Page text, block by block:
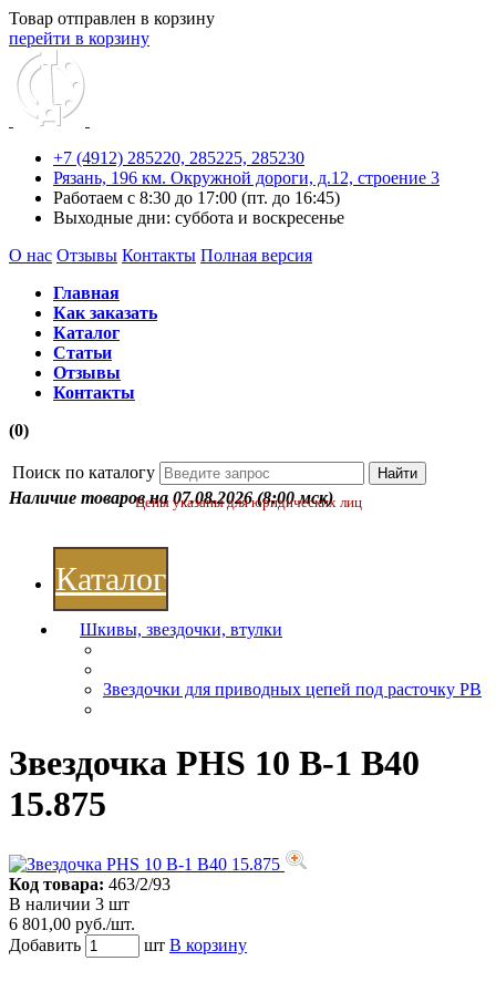
Товар отправлен в корзину
перейти в корзину
+7 (4912) 285220, 285225, 285230
Рязань, 196 км. Окружной дороги, д.12, строение 3
Работаем с 8:30 до 17:00 (пт. до 16:45)
Выходные дни: суббота и воскресенье
О нас Отзывы Контакты Полная версия
Главная
Как заказать
Каталог
Статьи
Отзывы
Контакты
(0)
Поиск по каталогу
Наличие товаров на 07.08.2026 (8:00 мск)
Цены указаны для юридических лиц
Каталог
Шкивы, звездочки, втулки
Звездочки для приводных цепей под расточку РВ
Звездочка PHS 10 B-1 B40
15.875
Код товара: 463/2/93
В наличии 3 шт
6 801,00 руб./шт.
Добавить
шт В корзину